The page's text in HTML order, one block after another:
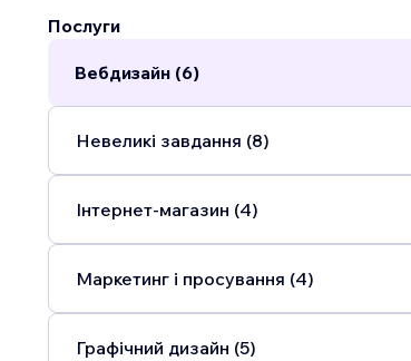
Послуги
Вебдизайн (6)
Невеликі завдання (8)
Інтернет-магазин (4)
Маркетинг і просування (4)
Графічний дизайн (5)